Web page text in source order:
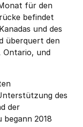
für den
befindet
und des
überquert den
Ontario, und
des
der
2018